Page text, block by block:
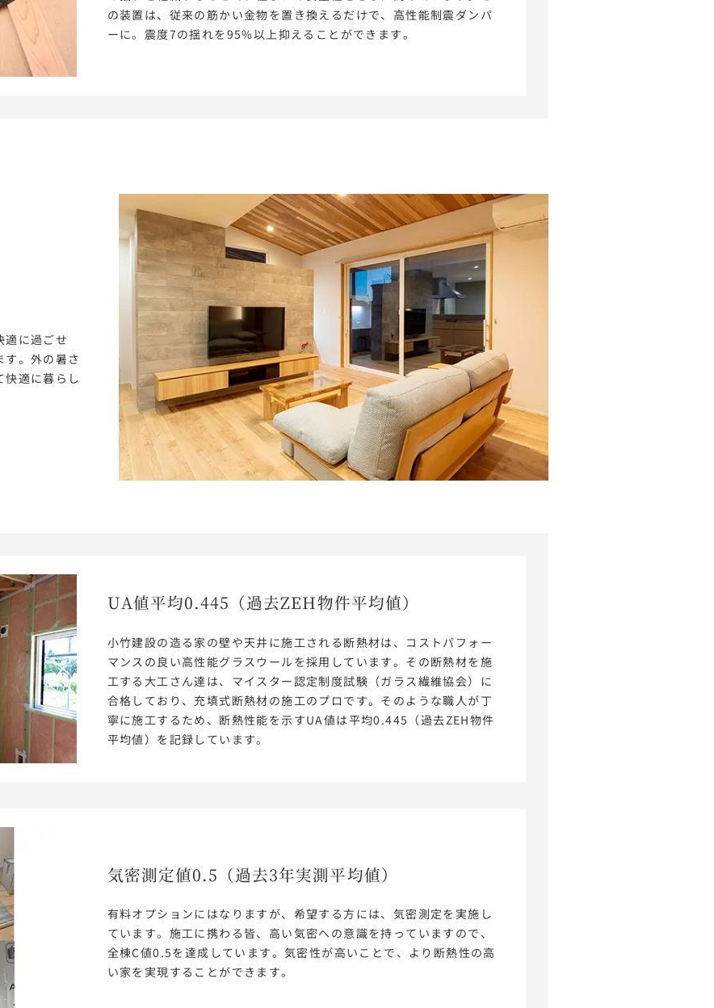
の装置は、従来の筋かい金物を置き換えるだけで、高性能制震ダンパ
ーに。震度7の揺れを95%以上抑えることができます。
適に過ごせ
。外の暑さ
快適に暮らし
UA値平均0.445 （過去ZEH物件平均値）
小竹建設の造る家の壁や天井に施工される断熱材は、コストパフォー
マンスの良い高性能グラスウールを採用しています。その断熱材を施
工する大工さん達は、マイスター認定制度試験（ガラス繊維協会）に
合格しており、充填式断熱材の施工のプロです。そのような職人が丁
寧に施工するため、断熱性能を示すUA値は平均0.445（過去ZEH物件
平均値）を記録しています。
気密測定値0.5 （過去3年実測平均値）
有料オプションにはなりますが、希望する方には、気密測定を実施し
ています。施工に携わる皆、高い気密への意識を持っていますので、
全棟C値0.5を達成しています。気密性が高いことで、より断熱性の高
い家を実現することができます。